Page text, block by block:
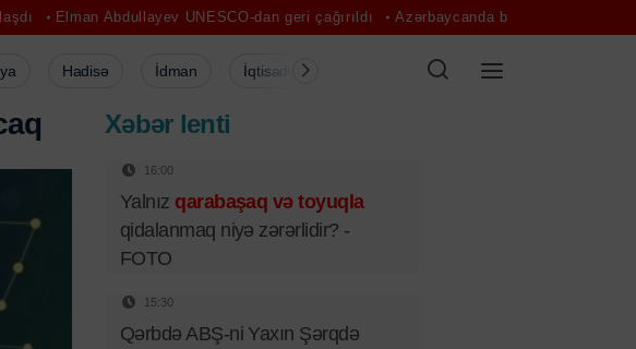
UNESCO-dan geri çağırıldı Azərbaycanda bir gündə 42 cinayətin üstü açıldı
Hadisə İdman İqtisadiyyat Şou-biznes Müsahibə
aq Xəbər lenti
16:00
Yalnız qarabaşaq və toyuqla
qidalanmaq niyə zərərlidir? -
FOTO
15:30
Qərbdə ABŞ-ni Yaxın Şərqdə